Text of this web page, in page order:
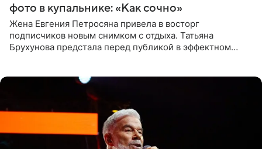
фото в купальнике: «Как сочно»
Жена Евгения Петросяна привела в восторг
подписчиков новым снимком с отдыха. Татьяна
Брухунова предстала перед публикой в эффектном